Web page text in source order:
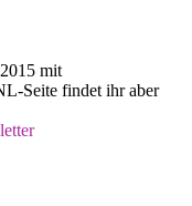
mit
Seite findet ihr aber